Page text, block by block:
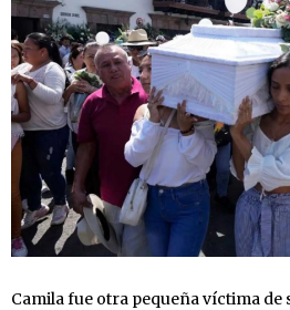
Camila fue otra pequeña víctima de